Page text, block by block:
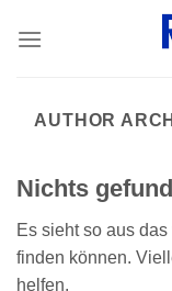
AUTHOR
Nichts
Es sieht so aus
finden können.
helfen.